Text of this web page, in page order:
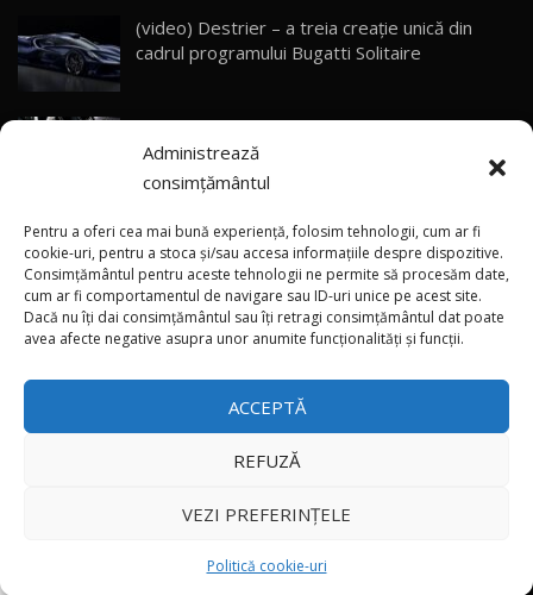
Administrează
consimțământul
Pentru a oferi cea mai bună experiență, folosim tehnologii, cum ar fi
cookie-uri, pentru a stoca și/sau accesa informațiile despre dispozitive.
Consimțământul pentru aceste tehnologii ne permite să procesăm date,
cum ar fi comportamentul de navigare sau ID-uri unice pe acest site.
Dacă nu îți dai consimțământul sau îți retragi consimțământul dat poate
avea afecte negative asupra unor anumite funcționalități și funcții.
ACCEPTĂ
REFUZĂ
VEZI PREFERINȚELE
Politică cookie-uri
30
Primele impresii despre BYD Seal U DM-i,
Sealion 7 și Seal 5 DM-i / Test Drive
AutoBlog.MD
13:56
Noul Volvo EX90 / Test Drive AutoBlog.MD
32:06
33
MG RX5 - își merită banii? / Test Drive
AutoBlog.MD
34
Noul DACIA DUSTER DIESEL! Primul test drive în
română
Noul Mercedes-Benz E 350 e - cât consumă?! /
Test Drive AutoBlog.MD
(video) Destrier – a treia creație unică din
cadrul programului Bugatti Solitaire
(video) SRT prezintă tehnologia eBoost Air
care elimină decalajul turbo
ANRE: Detensionarea relativă a situației din
Golf influențează prețurile la carburanți în
Moldova
(foto/video) Imaginea zilei: Și în SUA polițiștii
uneori „stau în tufari”
×